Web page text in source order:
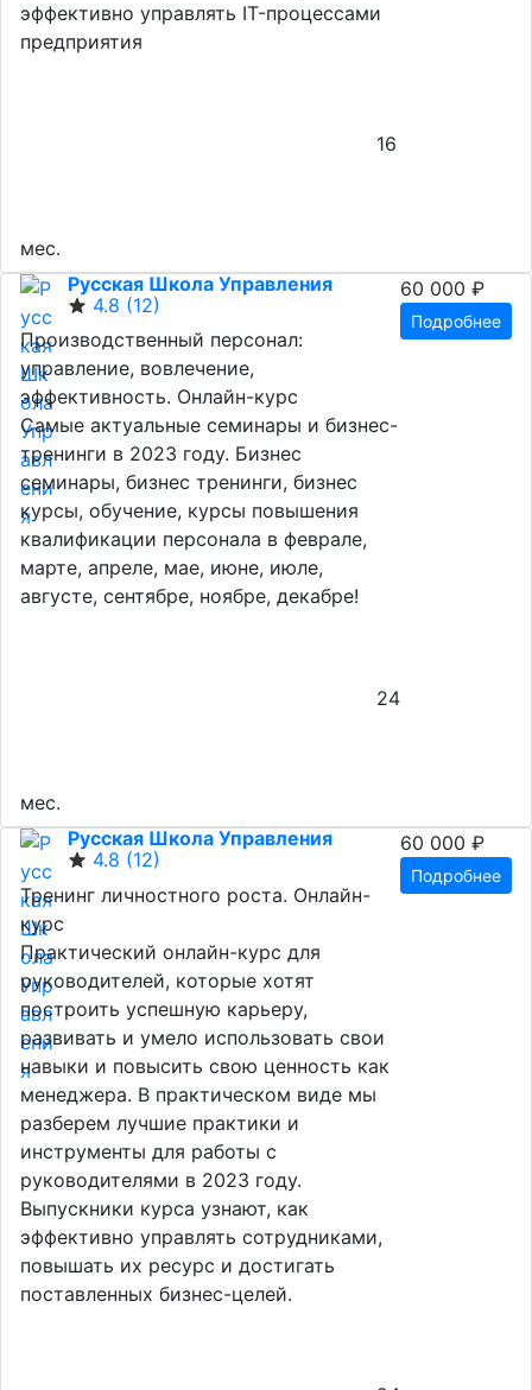
эффективно управлять IT-процессами
предприятия
16
мес.
Русская Школа Управления
4.8 (12)
Производственный персонал:
управление, вовлечение,
эффективность. Онлайн-курс
Самые актуальные семинары и бизнес-
тренинги в 2023 году. Бизнес
семинары, бизнес тренинги, бизнес
курсы, обучение, курсы повышения
квалификации персонала в феврале,
марте, апреле, мае, июне, июле,
августе, сентябре, ноябре, декабре!
24
мес.
60 000 ₽
Подробнее
Русская Школа Управления
4.8 (12)
Тренинг личностного роста. Онлайн-
курс
Практический онлайн-курс для
руководителей, которые хотят
построить успешную карьеру,
развивать и умело использовать свои
навыки и повысить свою ценность как
менеджера. В практическом виде мы
разберем лучшие практики и
инструменты для работы с
руководителями в 2023 году.
Выпускники курса узнают, как
эффективно управлять сотрудниками,
повышать их ресурс и достигать
поставленных бизнес-целей.
60 000 ₽
Подробнее